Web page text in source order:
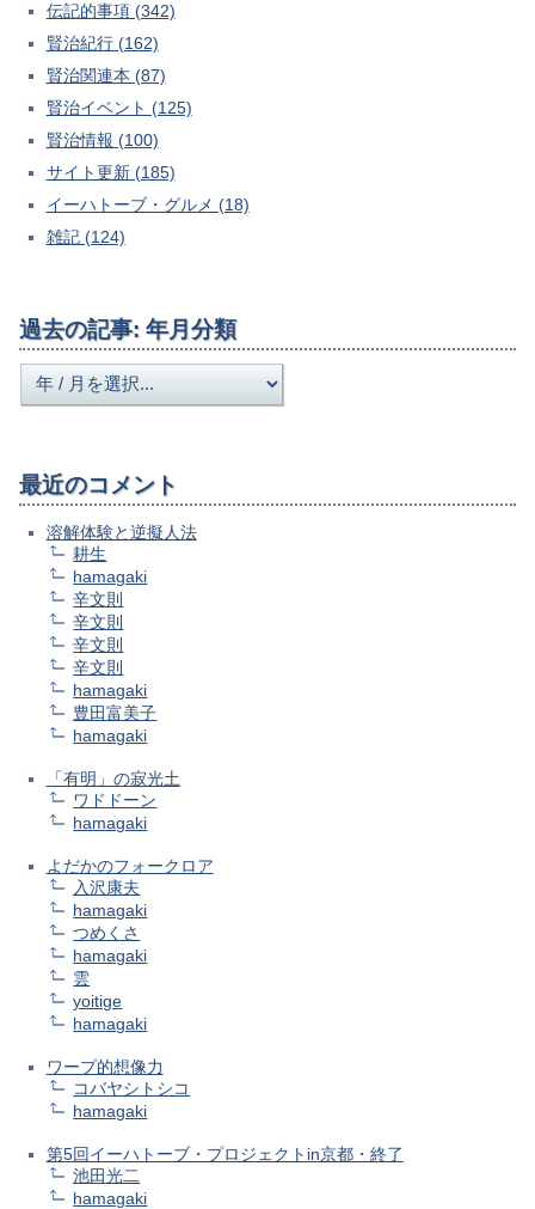
伝記的事項 (342)
賢治紀行 (162)
賢治関連本 (87)
賢治イベント (125)
賢治情報 (100)
サイト更新 (185)
イーハトーブ・グルメ (18)
雑記 (124)
過去の記事: 年月分類
最近のコメント
溶解体験と逆擬人法
耕生
hamagaki
辛文則
辛文則
辛文則
辛文則
hamagaki
豊田富美子
hamagaki
「有明」の寂光土
ワドドーン
hamagaki
よだかのフォークロア
入沢康夫
hamagaki
つめくさ
hamagaki
雲
yoitige
hamagaki
ワープ的想像力
コバヤシトシコ
hamagaki
第5回イーハトーブ・プロジェクトin京都・終了
池田光二
hamagaki